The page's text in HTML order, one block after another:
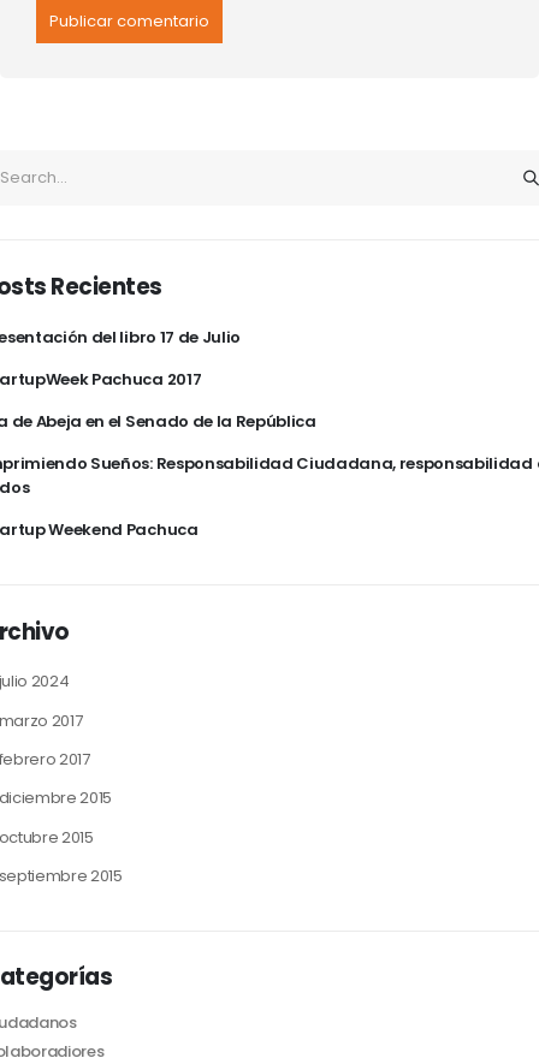
Recientes
del libro 17 de Julio
Pachuca 2017
de Abeja en el Senado de la República
Sueños: Responsabilidad Ciudadana, responsabilidad
Weekend Pachuca
2024
2017
2017
2015
2015
2015